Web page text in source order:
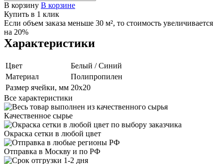
В корзину В корзине
Купить в 1 клик
Если объем заказа меньше 30 м², то стоимость увеличивается
на 20%
Характеристики
Цвет
Белый / Синий
Материал
Полипропилен
Размер ячейки, мм 20х20
Все характеристики
Качественное сырье
Окраска сетки в любой цвет
Отправка в Москву и по РФ